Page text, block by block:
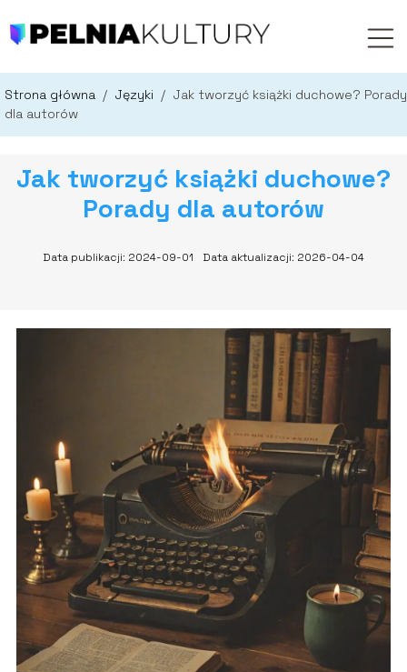
Strona główna / Języki / Jak tworzyć książki duchowe? Porady
dla autorów
Jak tworzyć książki duchowe?
Porady dla autorów
Data publikacji: 2024-09-01 Data aktualizacji: 2026-04-04